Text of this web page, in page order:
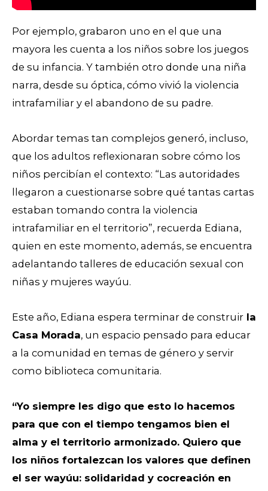
Por ejemplo, grabaron uno en el que una
mayora les cuenta a los niños sobre los juegos
de su infancia. Y también otro donde una niña
narra, desde su óptica, cómo vivió la violencia
intrafamiliar y el abandono de su padre.
Abordar temas tan complejos generó, incluso,
que los adultos reflexionaran sobre cómo los
niños percibían el contexto: “Las autoridades
llegaron a cuestionarse sobre qué tantas cartas
estaban tomando contra la violencia
intrafamiliar en el territorio”, recuerda Ediana,
quien en este momento, además, se encuentra
adelantando talleres de educación sexual con
niñas y mujeres wayúu.
Este año, Ediana espera terminar de construir la
Casa Morada, un espacio pensado para educar
a la comunidad en temas de género y servir
como biblioteca comunitaria.
“Yo siempre les digo que esto lo hacemos
para que con el tiempo tengamos bien el
alma y el territorio armonizado. Quiero que
los niños fortalezcan los valores que definen
el ser wayúu: solidaridad y cocreación en